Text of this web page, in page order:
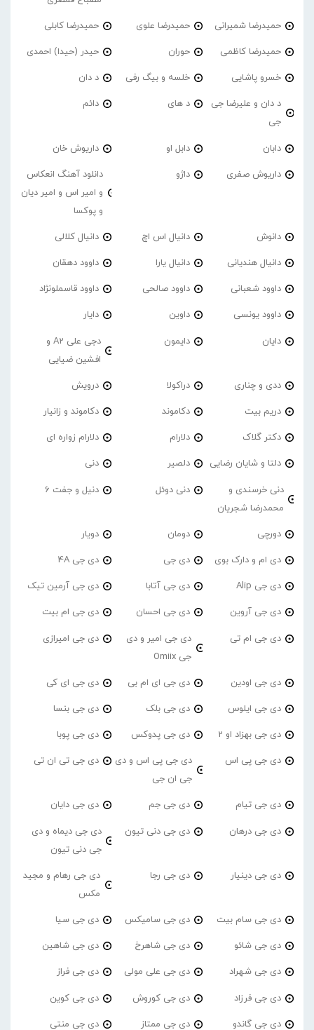
حمیدرضا شمیرانی حمیدرضا علوی حمیدرضا کابلی
حمیدرضا کاظمی حوران حیدر (حیدا) احمدی
خسرو پاشایی خلسه و بیگ رفی د دان
د دان و علیرضا جی
جی
د های دائم
دابان دابل او داریوش خان
داریوش صفری داژو
دانلود آهنگ انعکاس
و امیر اس و امیر دیان
و پوکسا
دانوش دانیال اس اچ دانیال کلالی
دانیال هندیانی دانیال یارا داوود دهقان
داوود شعبانی داوود صالحی داوود قاسملونژاد
داوود یونسی داوین دایار
دایان دایمون
دجی علی A2 و
افشین ضیایی
ددی و چناری دراکولا درویش
دریم بیت دکاموند دکاموند و زانیار
دکتر گلاک دلارام دلارام زواره ای
دلتا و شایان رضایی دلصیر دنی
دنی خرسندی و
محمدرضا شجریان
دنی دوئل دنیل و جفت 6
دورچی دومان دویار
دی ام و دارک بوی دی جی دی جی 4A
دی جی Alip دی جی آتابا دی جی آرمین تیک
دی جی آروین دی جی احسان دی جی ام بیت
دی جی ام تی
دی جی امیر و دی
جی Omiix
دی جی امیرازی
دی جی اودین دی جی ای ام بی دی جی ای کی
دی جی ایلوس دی جی بلک دی جی بنسا
دی جی بهزاد او 2 دی جی پدوکس دی جی پوبا
دی جی پی اس
دی جی پی اس و دی
جی ان جی
دی جی تی ان تی
دی جی تیام دی جی جم دی جی دایان
دی جی درهان دی جی دنی تیون
دی جی دیماه و دی
جی دنی تیون
دی جی دینیار دی جی رجا
دی جی رهام و مجید
مکس
دی جی سام بیت دی جی سامیکس دی جی سیا
دی جی شائو دی جی شاهرخ دی جی شاهین
دی جی شهراد دی جی علی مولی دی جی فراز
دی جی فرزاد دی جی کوروش دی جی کوین
دی جی گاندو دی جی ممتاز دی جی منتی